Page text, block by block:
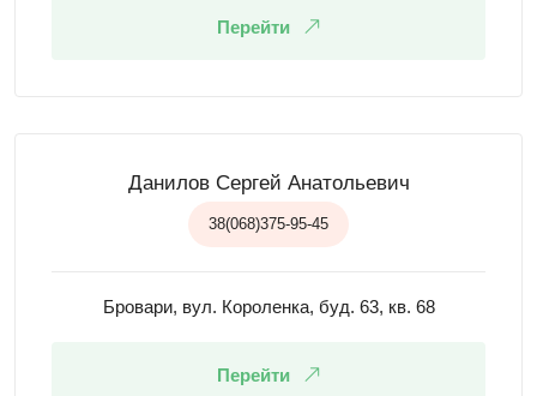
Перейти
Данилов Сергей Анатольевич
38(068)375-95-45
Бровари, вул. Короленка, буд. 63, кв. 68
Перейти